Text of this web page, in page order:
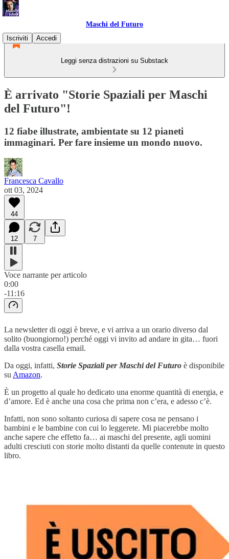
Maschi del Futuro
Iscriviti
Accedi
Leggi senza distrazioni su Substack
È arrivato "Storie Spaziali per Maschi
del Futuro"!
12 fiabe illustrate, ambientate su 12 pianeti
immaginari. Per fare insieme un mondo nuovo.
Francesca Cavallo
ott 03, 2024
44
12 7
Voce narrante per articolo
0:00
-11:16
La newsletter di oggi è breve, e vi arriva a un orario diverso dal
solito (buongiorno!) perché oggi vi invito ad andare in gita… fuori
dalla vostra casella email.
Da oggi, infatti, Storie Spaziali per Maschi del Futuro è disponibile
su Amazon.
È un progetto al quale ho dedicato una enorme quantità di energia, e
d’amore. Ed è anche una cosa che prima non c’era, e adesso c’è.
Infatti, non sono soltanto curiosa di sapere cosa ne pensano i
bambini e le bambine con cui lo leggerete. Mi piacerebbe molto
anche sapere che effetto fa… ai maschi del presente, agli uomini
adulti cresciuti con storie molto distanti da quelle contenute in questo
libro.